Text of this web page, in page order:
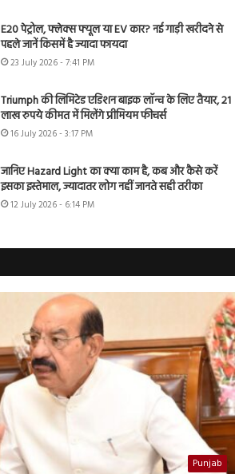
E20 पेट्रोल, फ्लेक्स फ्यूल या EV कार? नई गाड़ी खरीदने से
पहले जानें किसमें है ज्यादा फायदा
23 July 2026 - 7:41 PM
Triumph की लिमिटेड एडिशन बाइक लॉन्च के लिए तैयार, 21
लाख रुपये कीमत में मिलेंगे प्रीमियम फीचर्स
16 July 2026 - 3:17 PM
जानिए Hazard Light का क्या काम है, कब और कैसे करें
इसका इस्तेमाल, ज्यादातर लोग नहीं जानते सही तरीका
12 July 2026 - 6:14 PM
Punjab